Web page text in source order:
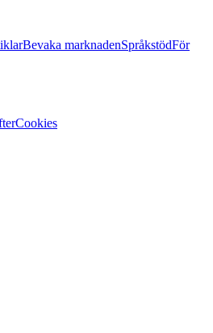
Bevaka marknadenSpråkstödFör
Cookies